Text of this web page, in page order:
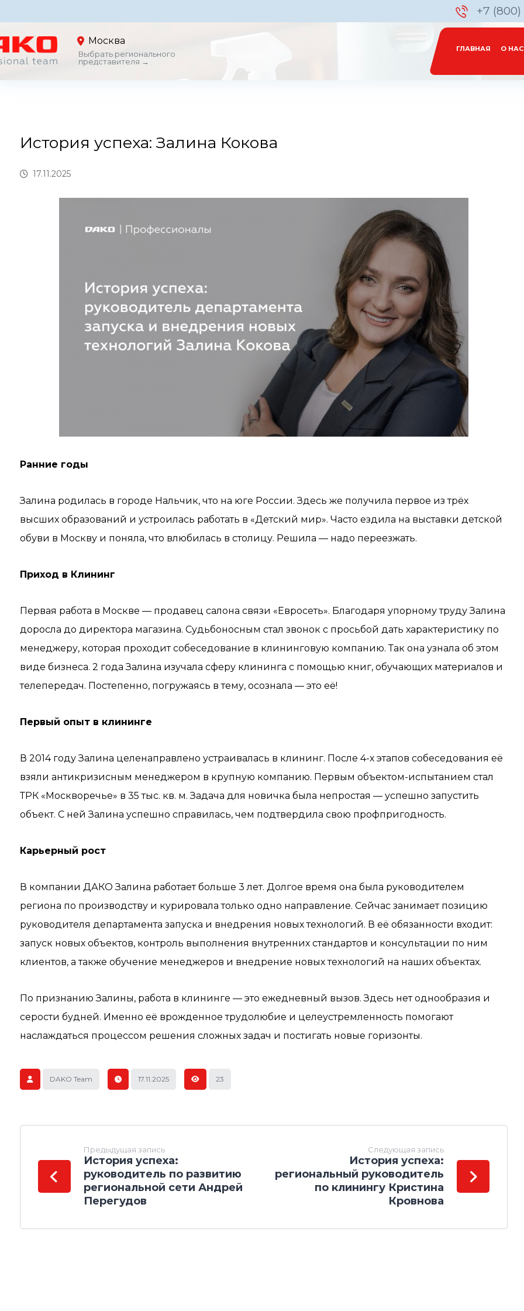
+7
Москва
Выбрать регионального
представителя →
ГЛАВНАЯ О НАС
История успеха: Залина Кокова
17.11.2025
Ранние годы
Залина родилась в городе Нальчик, что на юге России. Здесь же получила первое из трёх
высших образований и устроилась работать в «Детский мир». Часто ездила на выставки детской
обуви в Москву и поняла, что влюбилась в столицу. Решила — надо переезжать.
Приход в Клининг
Первая работа в Москве — продавец салона связи «Евросеть». Благодаря упорному труду Залина
доросла до директора магазина. Судьбоносным стал звонок с просьбой дать характеристику по
менеджеру, которая проходит собеседование в клининговую компанию. Так она узнала об этом
виде бизнеса. 2 года Залина изучала сферу клининга с помощью книг, обучающих материалов и
телепередач. Постепенно, погружаясь в тему, осознала — это её!
Первый опыт в клининге
В 2014 году Залина целенаправлено устраивалась в клининг. После 4-х этапов собеседования её
взяли антикризисным менеджером в крупную компанию. Первым объектом-испытанием стал
ТРК «Москворечье» в 35 тыс. кв. м. Задача для новичка была непростая — успешно запустить
объект. С ней Залина успешно справилась, чем подтвердила свою профпригодность.
Карьерный рост
В компании ДАКО Залина работает больше 3 лет. Долгое время она была руководителем
региона по производству и курировала только одно направление. Сейчас занимает позицию
руководителя департамента запуска и внедрения новых технологий. В её обязанности входит:
запуск новых объектов, контроль выполнения внутренних стандартов и консультации по ним
клиентов, а также обучение менеджеров и внедрение новых технологий на наших объектах.
По признанию Залины, работа в клининге — это ежедневный вызов. Здесь нет однообразия и
серости будней. Именно её врожденное трудолюбие и целеустремленность помогают
наслаждаться процессом решения сложных задач и постигать новые горизонты.
DAKO Team 17.11.2025 23
Предыдущая запись
История успеха:
руководитель по развитию
региональной сети Андрей
Перегудов
Следующая запись
История успеха:
региональный руководитель
по клинингу Кристина
Кровнова